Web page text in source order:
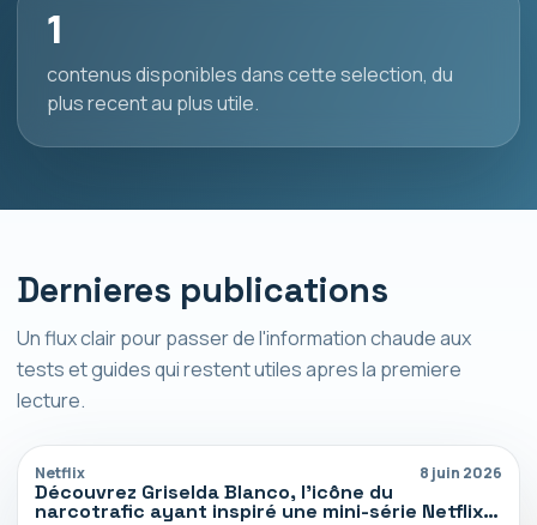
1
contenus disponibles dans cette selection, du
plus recent au plus utile.
Dernieres publications
Un flux clair pour passer de l'information chaude aux
tests et guides qui restent utiles apres la premiere
lecture.
Netflix 8 juin 2026
Découvrez Griselda Blanco, l’icône du
narcotrafic ayant inspiré une mini-série Netflix